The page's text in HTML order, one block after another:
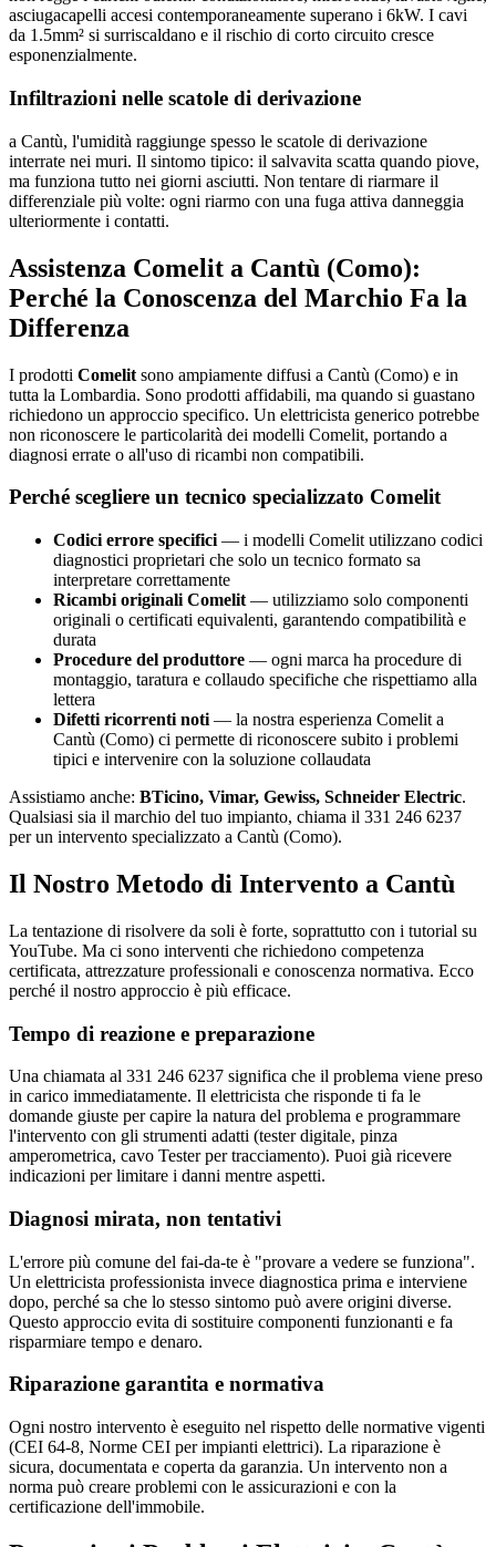
asciugacapelli accesi contemporaneamente superano i 6kW. I cavi
da 1.5mm² si surriscaldano e il rischio di corto circuito cresce
esponenzialmente.
Infiltrazioni nelle scatole di derivazione
a Cantù, l'umidità raggiunge spesso le scatole di derivazione
interrate nei muri. Il sintomo tipico: il salvavita scatta quando piove,
ma funziona tutto nei giorni asciutti. Non tentare di riarmare il
differenziale più volte: ogni riarmo con una fuga attiva danneggia
ulteriormente i contatti.
Assistenza Comelit a Cantù (Como):
Perché la Conoscenza del Marchio Fa la
Differenza
I prodotti Comelit sono ampiamente diffusi a Cantù (Como) e in
tutta la Lombardia. Sono prodotti affidabili, ma quando si guastano
richiedono un approccio specifico. Un elettricista generico potrebbe
non riconoscere le particolarità dei modelli Comelit, portando a
diagnosi errate o all'uso di ricambi non compatibili.
Perché scegliere un tecnico specializzato Comelit
Codici errore specifici — i modelli Comelit utilizzano codici
diagnostici proprietari che solo un tecnico formato sa
interpretare correttamente
Ricambi originali Comelit — utilizziamo solo componenti
originali o certificati equivalenti, garantendo compatibilità e
durata
Procedure del produttore — ogni marca ha procedure di
montaggio, taratura e collaudo specifiche che rispettiamo alla
lettera
Difetti ricorrenti noti — la nostra esperienza Comelit a
Cantù (Como) ci permette di riconoscere subito i problemi
tipici e intervenire con la soluzione collaudata
Assistiamo anche: BTicino, Vimar, Gewiss, Schneider Electric.
Qualsiasi sia il marchio del tuo impianto, chiama il 331 246 6237
per un intervento specializzato a Cantù (Como).
Il Nostro Metodo di Intervento a Cantù
La tentazione di risolvere da soli è forte, soprattutto con i tutorial su
YouTube. Ma ci sono interventi che richiedono competenza
certificata, attrezzature professionali e conoscenza normativa. Ecco
perché il nostro approccio è più efficace.
Tempo di reazione e preparazione
Una chiamata al 331 246 6237 significa che il problema viene preso
in carico immediatamente. Il elettricista che risponde ti fa le
domande giuste per capire la natura del problema e programmare
l'intervento con gli strumenti adatti (tester digitale, pinza
amperometrica, cavo Tester per tracciamento). Puoi già ricevere
indicazioni per limitare i danni mentre aspetti.
Diagnosi mirata, non tentativi
L'errore più comune del fai-da-te è "provare a vedere se funziona".
Un elettricista professionista invece diagnostica prima e interviene
dopo, perché sa che lo stesso sintomo può avere origini diverse.
Questo approccio evita di sostituire componenti funzionanti e fa
risparmiare tempo e denaro.
Riparazione garantita e normativa
Ogni nostro intervento è eseguito nel rispetto delle normative vigenti
(CEI 64-8, Norme CEI per impianti elettrici). La riparazione è
sicura, documentata e coperta da garanzia. Un intervento non a
norma può creare problemi con le assicurazioni e con la
certificazione dell'immobile.